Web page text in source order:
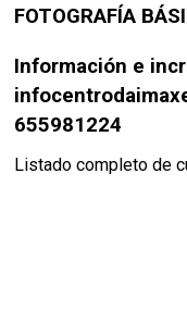
FOTOGRAFÍA
Información e
655981224
Listado completo de